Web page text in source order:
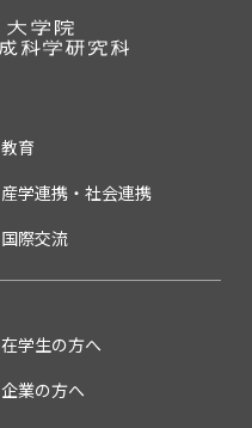
教育
産学連携・社会連携
国際交流
在学生の方へ
企業の方へ